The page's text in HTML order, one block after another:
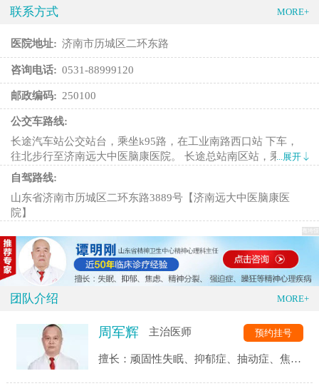
济南远大中医脑康医院「济南心理咨询中心」擅长姻家庭、两性
危机干预等。」
联系方式 MORE+
医院地址: 济南市历城区二环东路
咨询电话: 0531-88999120
邮政编码: 250100
公交车路线:
长途汽车站公交站台，乘坐k95路，在工业南路西口站 下车，
往北步行至济南远大中医脑康医院。 长途总站南区站，乘坐
k50路, 在山大路站下车，换乘46路, 在山大南路东口站下车，步
行至济南远大中医脑康医院。 无影山东路南口站,乘坐45路, 在
大明湖东门站下车，换坐brt5路(或46路), 在工业南路西口站下
车，往北步行至济南远大中医脑康医院。 火车站公交站台乘坐
康医院。
...展开
自驾路线:
山东省济南市历城区二环东路3889号【济南远大中医脑康医
院】
团队介绍 MORE+
周军辉 主治医师
擅长：顽固性失眠、抑郁症、抽动症、焦虑
预约挂号